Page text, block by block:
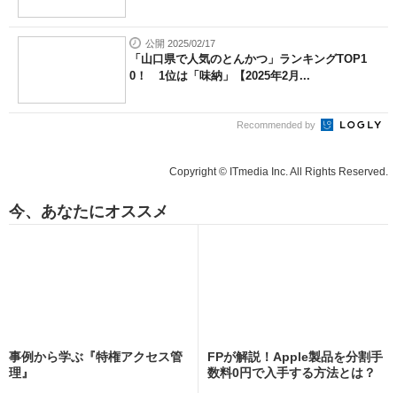
公開 2025/02/17
「山口県で人気のとんかつ」ランキングTOP1
0！ 1位は「味納」【2025年2月...
Recommended by
Copyright © ITmedia Inc. All Rights Reserved.
今、あなたにオススメ
事例から学ぶ『特権アクセス管
理』
FPが解説！Apple製品を分割手
数料0円で入手する方法とは？